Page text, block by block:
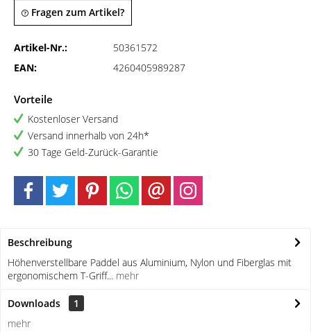
Fragen zum Artikel?
Artikel-Nr.:
50361572
EAN:
4260405989287
Vorteile
Kostenloser Versand
Versand innerhalb von 24h*
30 Tage Geld-Zurück-Garantie
Beschreibung
Höhenverstellbare Paddel aus Aluminium, Nylon und Fiberglas mit
ergonomischem T-Griff... mehr
Downloads
1
mehr